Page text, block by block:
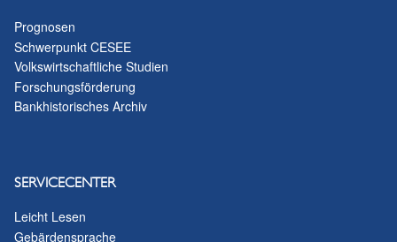
Prognosen
Schwerpunkt CESEE
Volkswirtschaftliche Studien
Forschungsförderung
Bankhistorisches Archiv
SERVICECENTER
Leicht Lesen
Gebärdensprache